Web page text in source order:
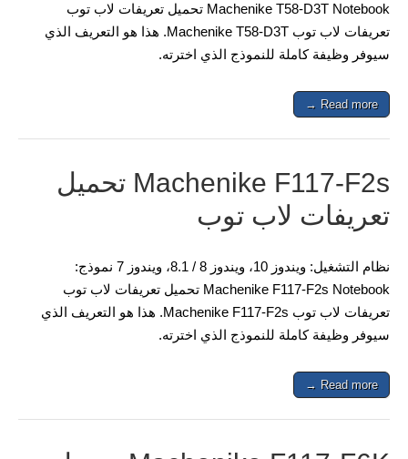
Machenike T58-D3T Notebook تحميل تعريفات لاب توب
تعريفات لاب توب Machenike T58-D3T. هذا هو التعريف الذي
سيوفر وظيفة كاملة للنموذج الذي اخترته.
Read more →
Machenike F117-F2s تحميل
تعريفات لاب توب
نظام التشغيل: ويندوز 10، ويندوز 8 / 8.1، ويندوز 7 نموذج:
Machenike F117-F2s Notebook تحميل تعريفات لاب توب
تعريفات لاب توب Machenike F117-F2s. هذا هو التعريف الذي
سيوفر وظيفة كاملة للنموذج الذي اخترته.
Read more →